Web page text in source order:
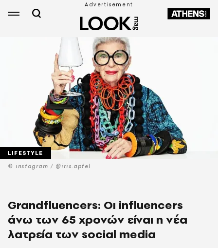
© instagram / @iris.apfel
LIFESTYLE
Grandfluencers: Οι influencers
άνω των 65 χρονών είναι η νέα
λατρεία των social media